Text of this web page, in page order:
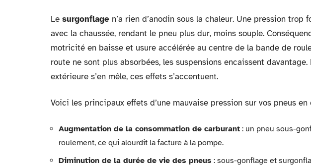
Le surgonflage n’a rien d’anodin sous la chaleur. Une pression
avec la chaussée, rendant le pneu plus dur, moins souple.
motricité en baisse et usure accélérée au centre de la bande de
route ne sont plus absorbées, les suspensions encaissent
extérieure s’en mêle, ces effets s’accentuent.
Voici les principaux effets d’une mauvaise pression sur vos pneus en
Augmentation de la consommation de carburant : un pneu sous-
roulement, ce qui alourdit la facture à la pompe.
Diminution de la durée de vie des pneus : sous-gonflage et